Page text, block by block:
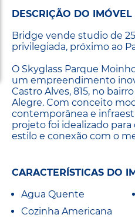
DESCRIÇÃO DO IMÓVEL
Bridge vende studio de
privilegiada, próximo ao
O Skyglass Parque
um empreendimento
Castro Alves, 815, no
Alegre. Com conceito
contemporânea e
projeto foi idealizado
estilo e conexão com o
CARACTERÍSTICAS DO
Agua Quente
Cozinha Americana